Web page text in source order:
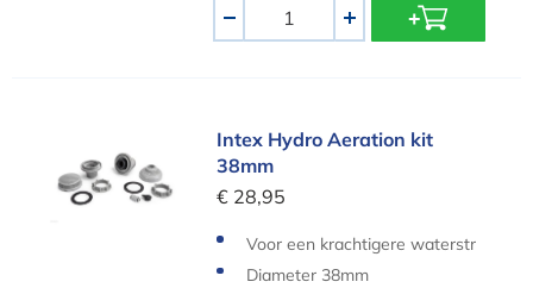
+
Intex Hydro Aeration kit 38mm
Intex Hydro Aeration kit
38mm
€ 28,95
Voor een krachtigere waterstr
oom
Diameter 38mm